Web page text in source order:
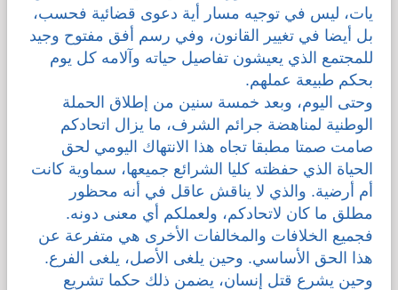
قضايا المعوقين
مرصد العنف والإعلام
يات، ليس في توجيه مسار أية دعوى قضائية فحسب،
بل أيضا في تغيير القانون، وفي رسم أفق مفتوح وجيد
للمجتمع الذي يعيشون تفاصيل حياته وآلامه كل يوم
بحكم طبيعة عملهم.
وحتى اليوم، وبعد خمسة سنين من إطلاق الحملة
الوطنية لمناهضة جرائم الشرف، ما يزال اتحادكم
صامت صمتا مطبقا تجاه هذا الانتهاك اليومي لحق
الحياة الذي حفظته كليا الشرائع جميعها، سماوية كانت
أم أرضية. والذي لا يناقش عاقل في أنه محظور
مطلق ما كان لاتحادكم، ولعملكم أي معنى دونه.
فجميع الخلافات والمخالفات الأخرى هي متفرعة عن
هذا الحق الأساسي. وحين يلغى الأصل، يلغى الفرع.
وحين يشرع قتل إنسان، يضمن ذلك حكما تشريع